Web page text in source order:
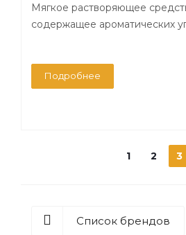
Мягкое растворяющее
содержащее ароматических
Подробнее
1 2 3
Список брендов